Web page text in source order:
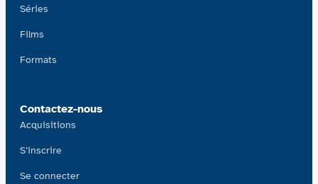
Séries
Films
Formats
Contactez-nous
Acquisitions
S’inscrire
Se connecter